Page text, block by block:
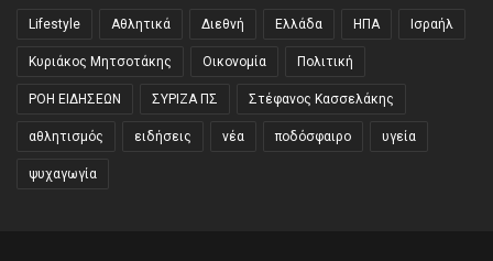
Lifestyle Αθλητικά Διεθνή Ελλάδα ΗΠΑ Ισραήλ
Κυριάκος Μητσοτάκης Οικονομία Πολιτική
ΡΟΗ ΕΙΔΗΣΕΩΝ ΣΥΡΙΖΑ ΠΣ Στέφανος Κασσελάκης
αθλητισμός ειδήσεις νέα ποδόσφαιρο υγεία
ψυχαγωγία